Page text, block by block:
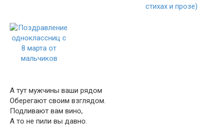
А тут мужчины ваши рядом
Оберегают своим взглядом.
Подливают вам вино,
А то не пили вы давно.